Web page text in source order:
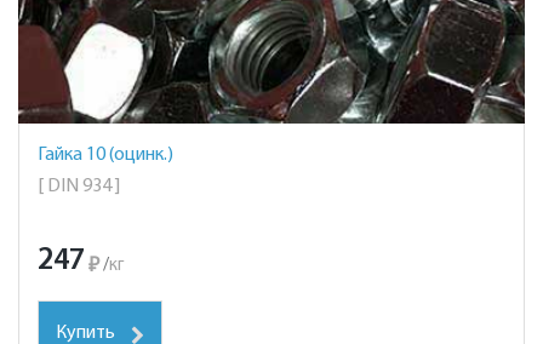
Гайка 10 (оцинк.)
[ DIN 934 ]
247 ₽ /кг
Купить